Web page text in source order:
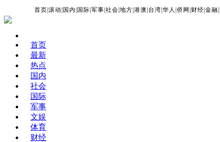
首页 |滚动 国内 国际 |军事 |社会 |地方 |港澳 台湾 |华人 |侨网 财经 |金融 |
首页
最新
热点
国内
社会
国际
军事
文娱
体育
财经